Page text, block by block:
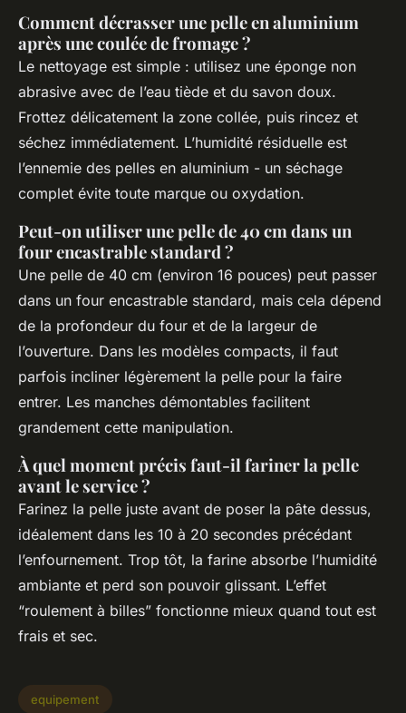
Comment décrasser une pelle en aluminium
après une coulée de fromage ?
Le nettoyage est simple : utilisez une éponge non
abrasive avec de l’eau tiède et du savon doux.
Frottez délicatement la zone collée, puis rincez et
séchez immédiatement. L’humidité résiduelle est
l’ennemie des pelles en aluminium - un séchage
complet évite toute marque ou oxydation.
Peut-on utiliser une pelle de 40 cm dans un
four encastrable standard ?
Une pelle de 40 cm (environ 16 pouces) peut passer
dans un four encastrable standard, mais cela dépend
de la profondeur du four et de la largeur de
l’ouverture. Dans les modèles compacts, il faut
parfois incliner légèrement la pelle pour la faire
entrer. Les manches démontables facilitent
grandement cette manipulation.
À quel moment précis faut-il fariner la pelle
avant le service ?
Farinez la pelle juste avant de poser la pâte dessus,
idéalement dans les 10 à 20 secondes précédant
l’enfournement. Trop tôt, la farine absorbe l’humidité
ambiante et perd son pouvoir glissant. L’effet
“roulement à billes” fonctionne mieux quand tout est
frais et sec.
equipement